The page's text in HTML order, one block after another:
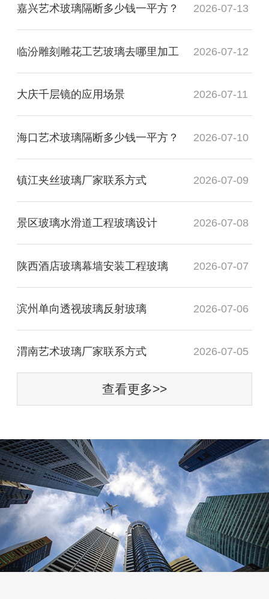
嘉兴艺术玻璃隔断多少钱一平方？ 2026-07-13
临汾雕刻雕花工艺玻璃去哪里加工 2026-07-12
大庆千层镜的应用场景 2026-07-11
海口艺术玻璃隔断多少钱一平方？ 2026-07-10
镇江夹丝玻璃厂家联系方式 2026-07-09
景区玻璃水滑道工程玻璃设计 2026-07-08
陕西酒店玻璃幕墙安装工程玻璃 2026-07-07
滨州单向透视玻璃反射玻璃 2026-07-06
渭南艺术玻璃厂家联系方式 2026-07-05
查看更多>>